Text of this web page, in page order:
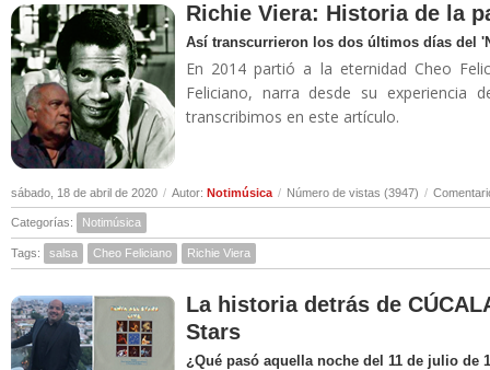
Richie Viera: Historia de la
Así transcurrieron los dos últimos días del
En 2014 partió a la eternidad Cheo
Feliciano, narra desde su experiencia
transcribimos en este artículo.
sábado, 18 de abril de 2020 / Autor: Notimúsica / Número de vistas (3947) /
Categorías: Notimúsica
Tags: salsa Cheo Feliciano Richie Viera
La historia detrás de
Stars
¿Qué pasó aquella noche del 11 de julio de